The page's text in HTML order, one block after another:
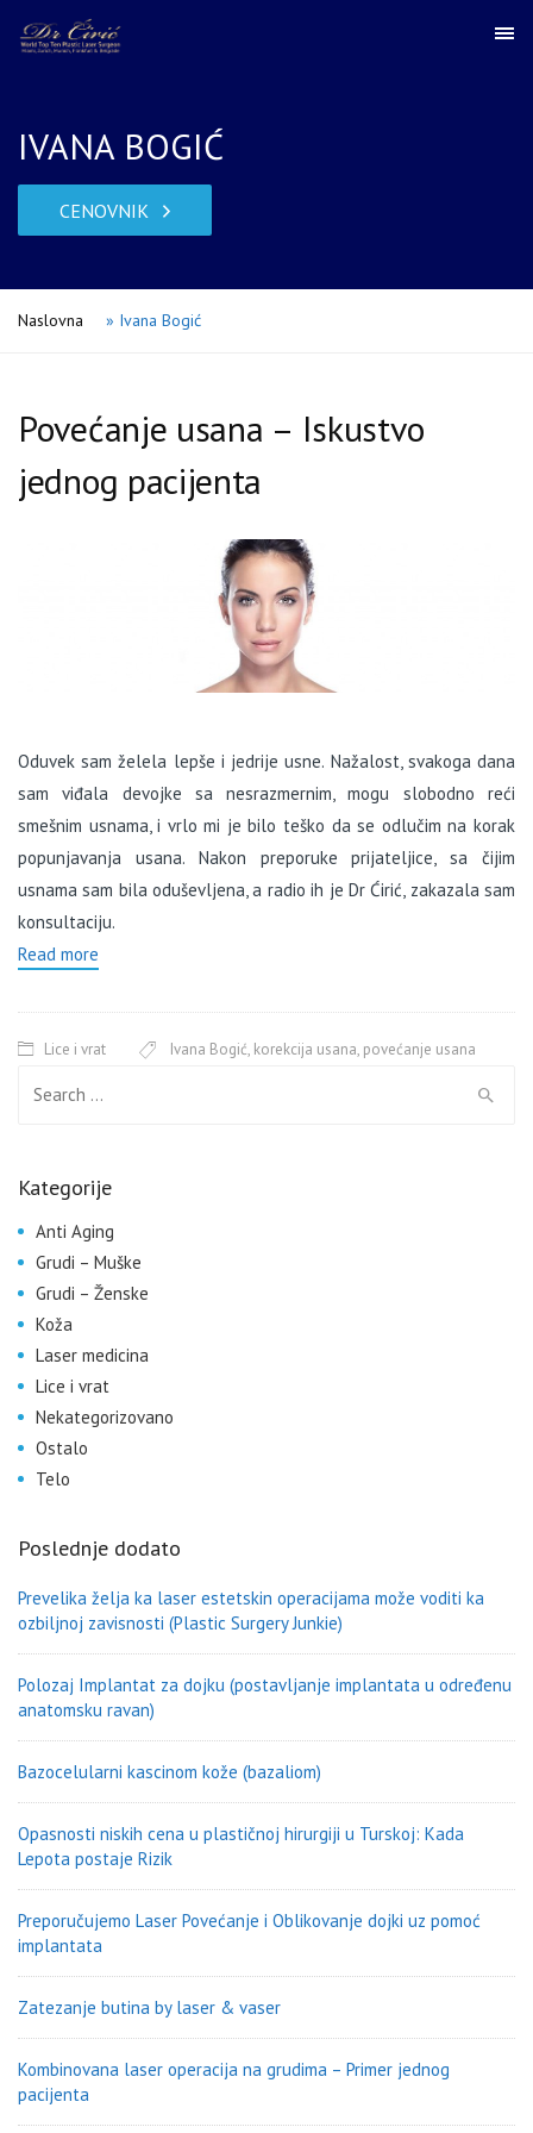
IVANA BOGIĆ
CENOVNIK
Naslovna » Ivana Bogić
Povećanje usana – Iskustvo
jednog pacijenta
Oduvek sam želela lepše i jedrije usne. Nažalost, svakoga dana
sam viđala devojke sa nesrazmernim, mogu slobodno reći
smešnim usnama, i vrlo mi je bilo teško da se odlučim na korak
popunjavanja usana. Nakon preporuke prijateljice, sa čijim
usnama sam bila oduševljena, a radio ih je Dr Ćirić, zakazala sam
konsultaciju.
Read more
Lice i vrat Ivana Bogić, korekcija usana, povećanje usana
Kategorije
Anti Aging
Grudi – Muške
Grudi – Ženske
Koža
Laser medicina
Lice i vrat
Nekategorizovano
Ostalo
Telo
Poslednje dodato
Prevelika želja ka laser estetskin operacijama može voditi ka
ozbiljnoj zavisnosti (Plastic Surgery Junkie)
Polozaj Implantat za dojku (postavljanje implantata u određenu
anatomsku ravan)
Bazocelularni kascinom kože (bazaliom)
Opasnosti niskih cena u plastičnoj hirurgiji u Turskoj: Kada
Lepota postaje Rizik
Preporučujemo Laser Povećanje i Oblikovanje dojki uz pomoć
implantata
Zatezanje butina by laser & vaser
Kombinovana laser operacija na grudima – Primer jednog
pacijenta